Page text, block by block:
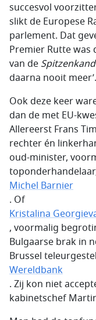
succesvol
slikt de Europese
parlement. Dat
Premier Rutte was
van de
daarna nooit meer’.
Ook deze keer
dan de met EU-
Allereerst Frans
rechter én
oud-minister,
Michel Barnier
. Of
Kristalina
, voormalig
Bulgaarse brak in
Brussel
Wereldbank
. Zij kon niet
kabinetschef